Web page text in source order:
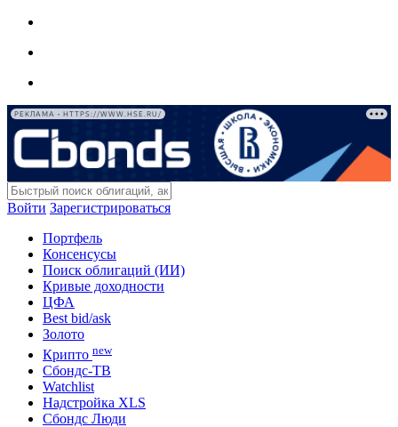
РЕКЛАМА • HTTPS://WWW.HSE.RU/
Войти Зарегистрироваться
Портфель
Консенсусы
Поиск облигаций (ИИ)
Кривые доходности
ЦФА
Best bid/ask
Золото
Крипто new
Сбондс-ТВ
Watchlist
Надстройка XLS
Сбондс Люди